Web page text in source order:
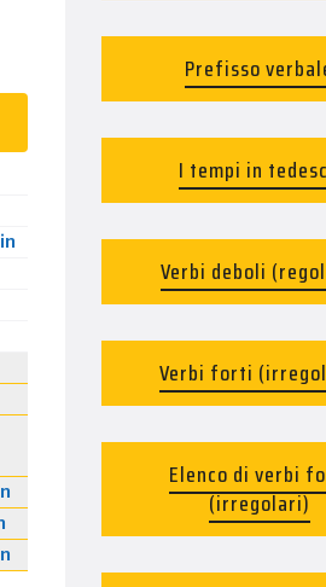
Prefisso
I tempi in
Verbi deboli
Verbi forti
Elenco di verbi
(irregolari)